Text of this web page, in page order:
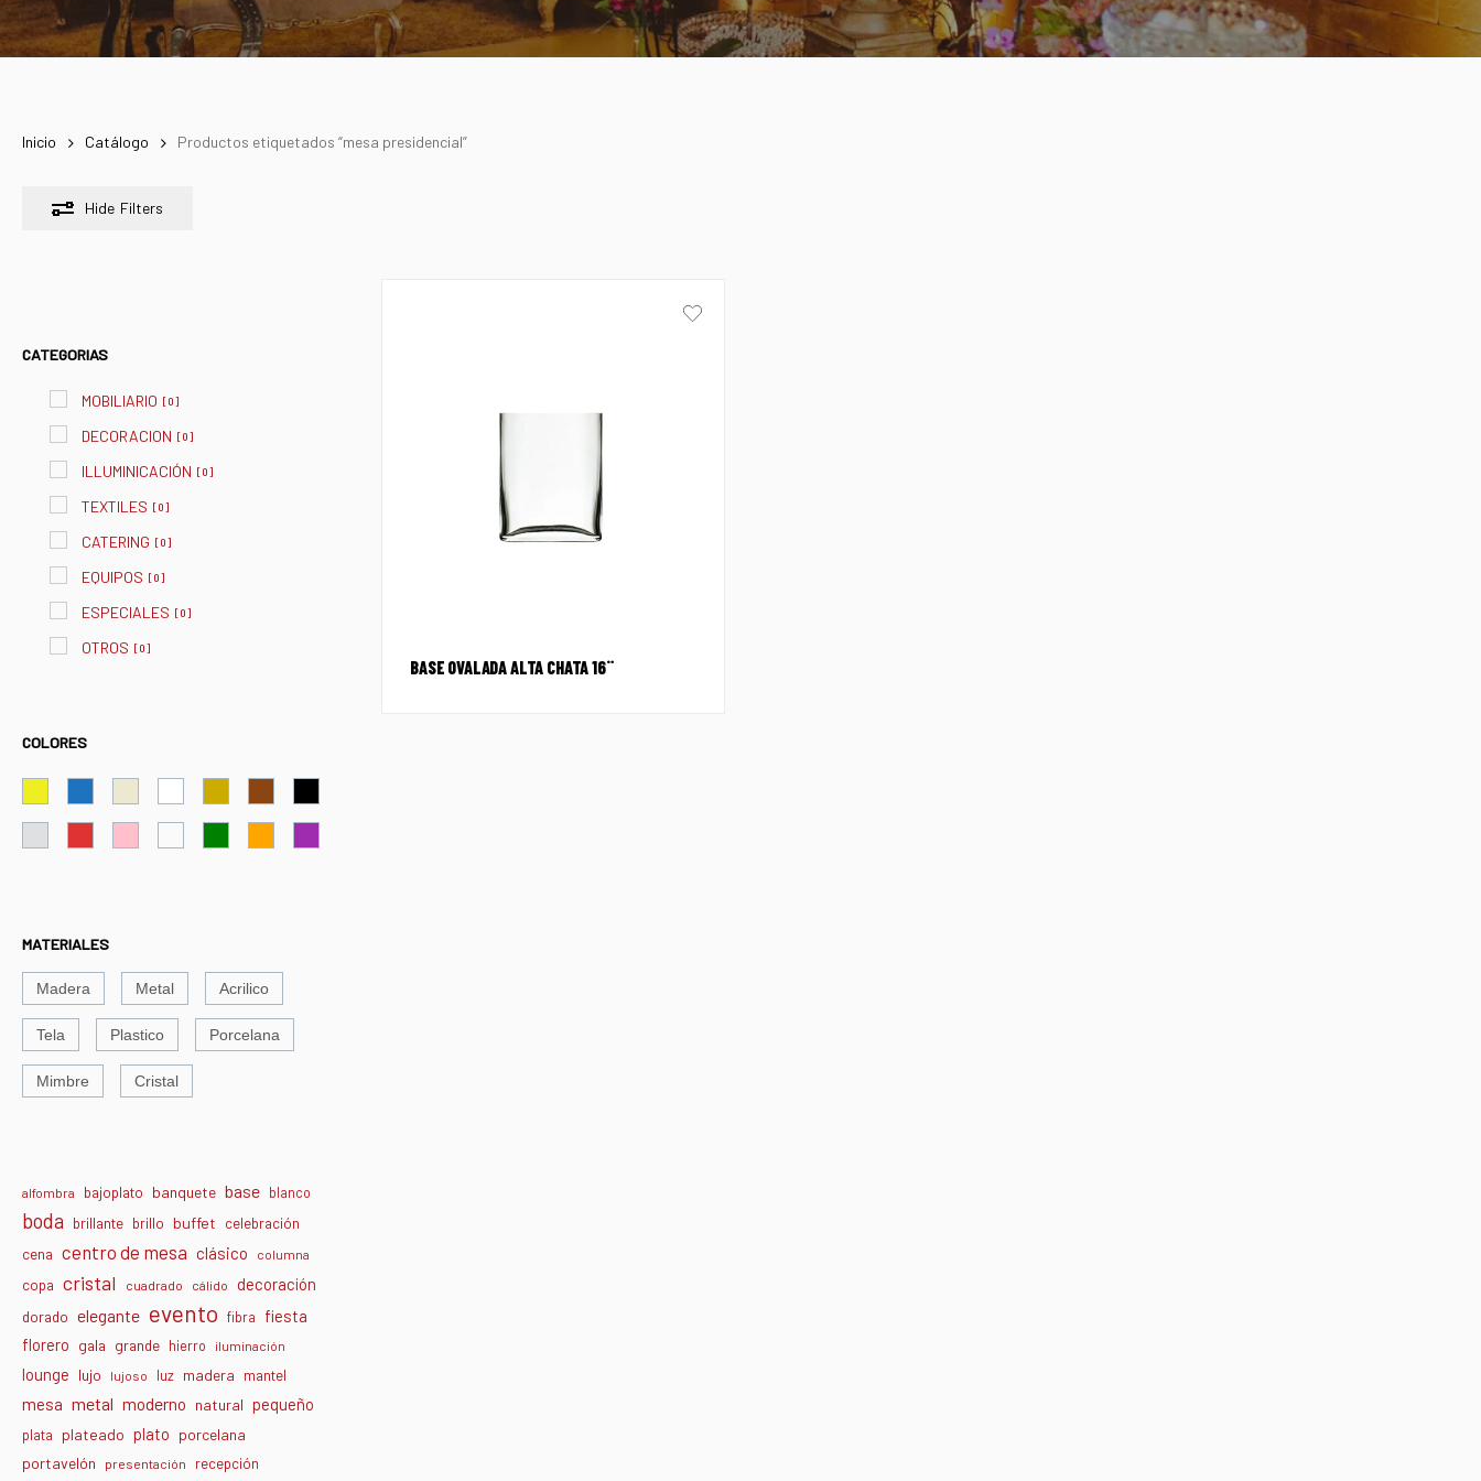
Inicio Catálogo Productos etiquetados “mesa presidencial”
Hide Filters
CATEGORIAS
MOBILIARIO [0]
DECORACION [0]
ILLUMINICACIÓN [0]
TEXTILES [0]
CATERING [0]
EQUIPOS [0]
ESPECIALES [0]
OTROS [0]
COLORES
MATERIALES
Madera Metal Acrilico
Tela Plastico Porcelana
Mimbre Cristal
alfombra bajoplato banquete base blanco
boda brillante brillo buffet celebración
cena centro de mesa clásico columna
copa cristal cuadrado cálido decoración
dorado elegante evento fibra fiesta
florero gala grande hierro iluminación
lounge lujo lujoso luz madera mantel
mesa metal moderno natural pequeño
plata plateado plato porcelana
portavelón
presentación recepción
BASE OVALADA ALTA CHATA 16¨